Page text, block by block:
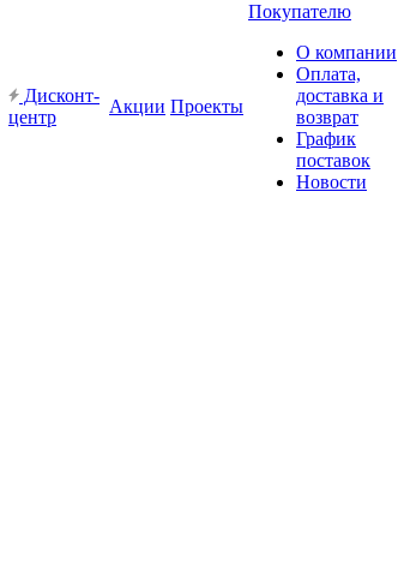
Дисконт-
центр
Акции Проекты
Покупателю
О компании
Оплата,
доставка и
возврат
График
поставок
Новости